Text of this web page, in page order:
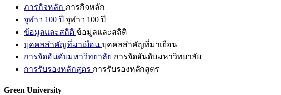
ภารกิจหลัก ภารกิจหลัก
จุฬาฯ 100 ปี จุฬาฯ 100 ปี
ข้อมูลและสถิติ ข้อมูลและสถิติ
บุคคลสำคัญที่มาเยือน บุคคลสำคัญที่มาเยือน
การจัดอันดับมหาวิทยาลัย การจัดอันดับมหาวิทยาลัย
การรับรองหลักสูตร การรับรองหลักสูตร
Green University